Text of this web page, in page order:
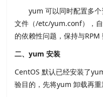
yum 可以同时配置多个
文件（/etc/yum.conf），
的依赖性问题，保持与RPM
二、yum 安装
CentOS 默认已经安装了
验目的，先将yum 卸载再重